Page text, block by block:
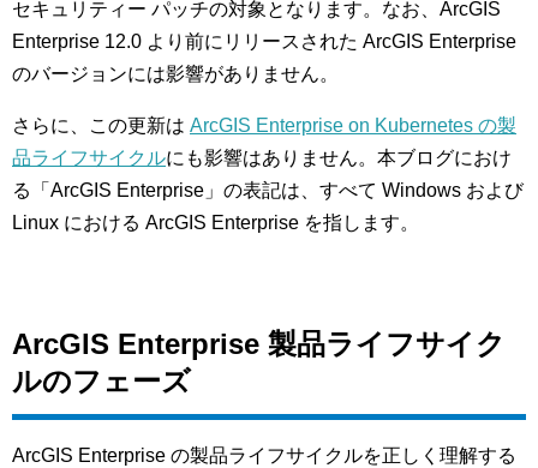
セキュリティー パッチの対象となります。なお、ArcGIS
Enterprise 12.0 より前にリリースされた ArcGIS Enterprise
のバージョンには影響がありません。
さらに、この更新は ArcGIS Enterprise on Kubernetes の製
品ライフサイクルにも影響はありません。本ブログにおけ
る「ArcGIS Enterprise」の表記は、すべて Windows および
Linux における ArcGIS Enterprise を指します。
ArcGIS Enterprise 製品ライフサイク
ルのフェーズ
ArcGIS Enterprise の製品ライフサイクルを正しく理解する